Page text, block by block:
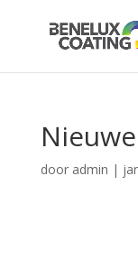
door admin |